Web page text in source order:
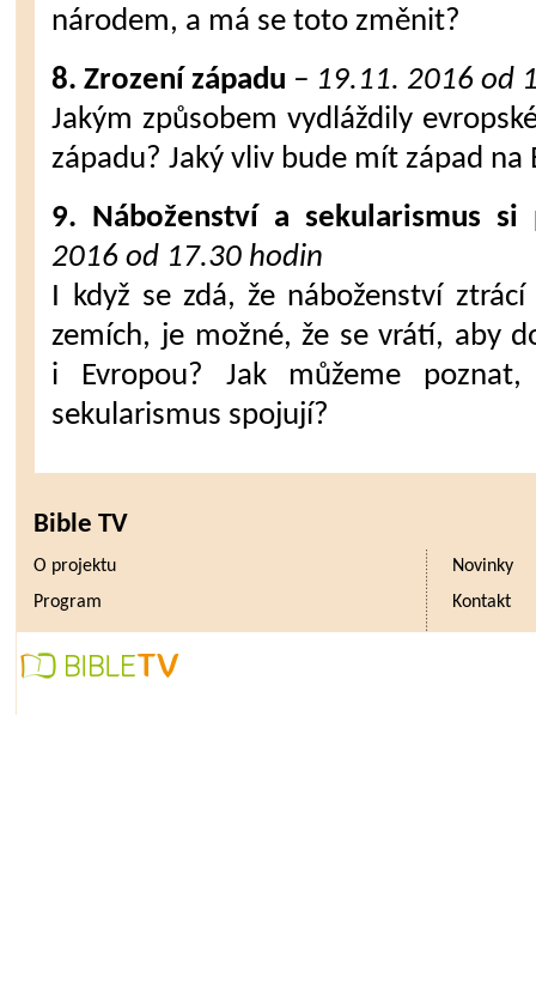
národem, a má se toto změnit?
8. Zrození západu – 19.11. 2016 od
Jakým způsobem vydláždily
západu? Jaký vliv bude mít západ na
9. Náboženství a sekularismus si
2016 od 17.30 hodin
I když se zdá, že náboženství
zemích, je možné, že se vrátí, aby
i Evropou? Jak můžeme
sekularismus spojují?
Bible TV
O projektu
Novinky
Program
Kontakt